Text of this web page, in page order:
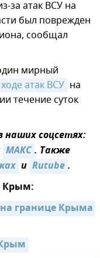
за атак ВСУ на
был поврежден
сообщал
мирный
атак ВСУ на
течение суток
соцсетях:
МАКС. Также
и Rutube.
Крым:
границе Крыма